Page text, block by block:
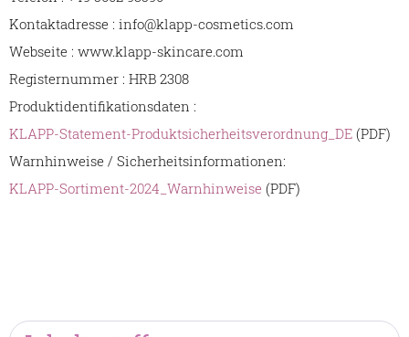
Kontaktadresse : info@klapp-cosmetics.com
Webseite : www.klapp-skincare.com
Registernummer : HRB 2308
Produktidentifikationsdaten :
KLAPP-Statement-Produktsicherheitsverordnung_DE (PDF)
Warnhinweise / Sicherheitsinformationen:
KLAPP-Sortiment-2024_Warnhinweise (PDF)